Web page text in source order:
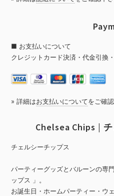
■ お支払いについて
クレジットカード決済・代金引換
» 詳細はお支払いについてをご確
Chelsea Chips |
チェルシーチップス
パーティーグッズとバルーンの専
ップス 」。
お誕生日・ホームパーティー・ウ